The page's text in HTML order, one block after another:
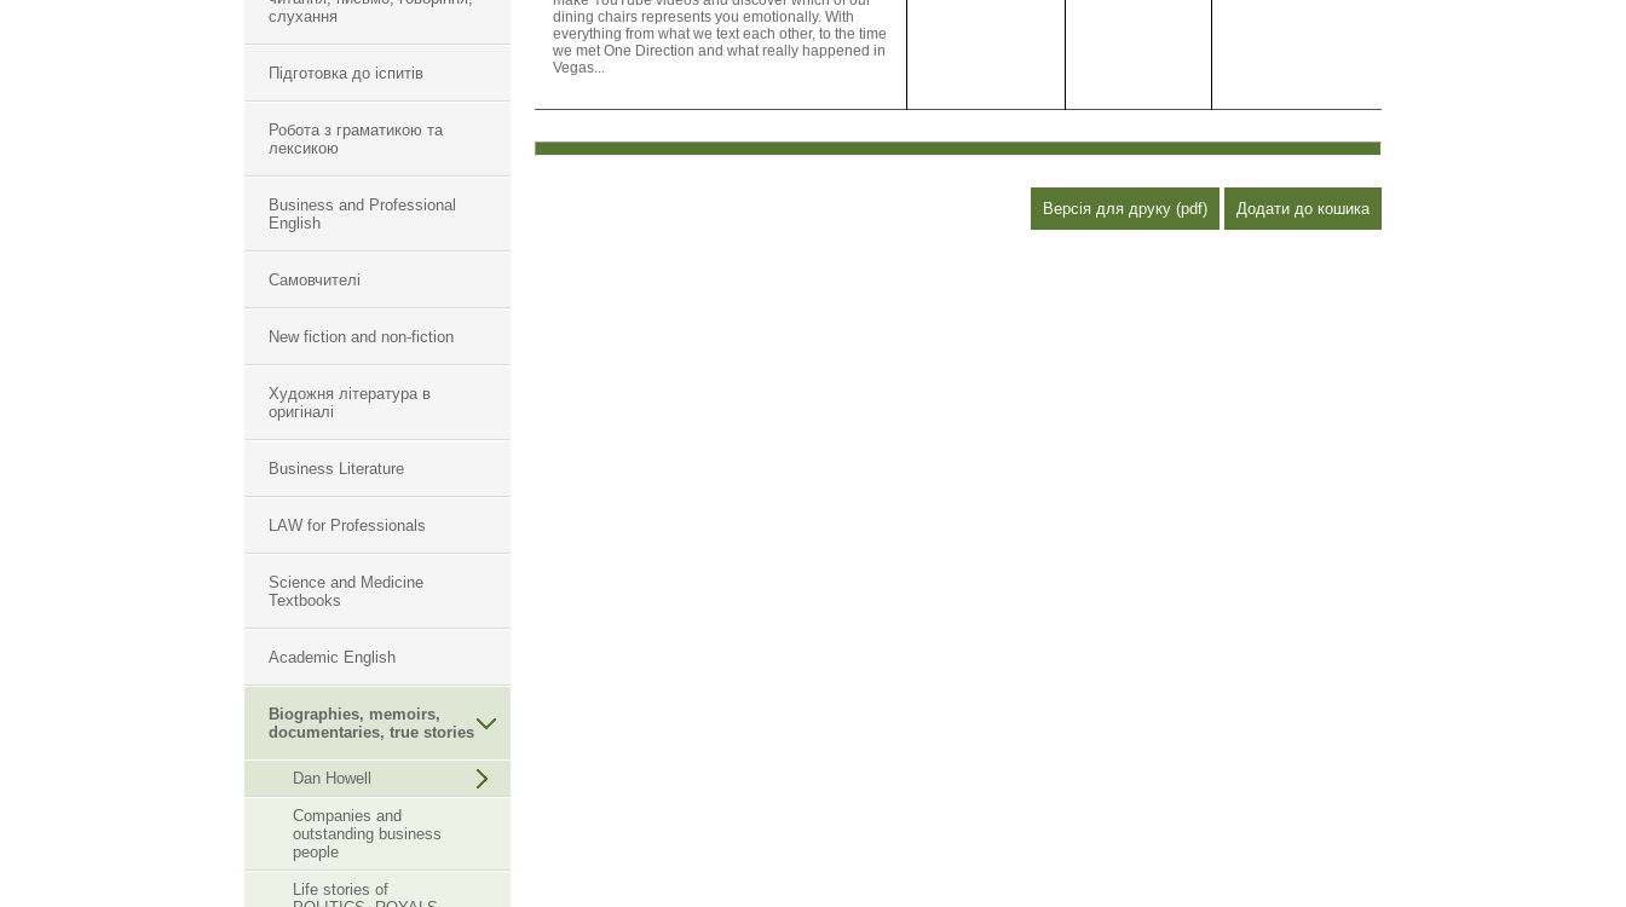
слухання
Підготовка до іспитів
Робота з граматикою та
лексикою
Business and Professional
English
Самовчителі
New fiction and non-fiction
Художня література в
оригіналі
Business Literature
LAW for Professionals
Science and Medicine
Textbooks
Academic English
Biographies, memoirs,
documentaries, true stories
Dan Howell
Companies and
outstanding business
people
Life stories of
dining chairs represents you emotionally. With
everything from what we text each other, to the time
we met One Direction and what really happened in
Vegas...
Версія для друку (pdf) Додати до кошика